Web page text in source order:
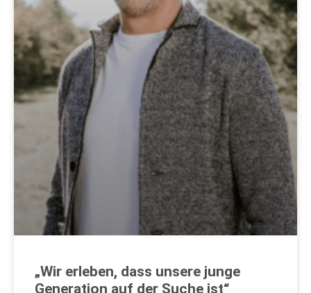
„Wir erleben, dass unsere junge
Generation auf der Suche ist“